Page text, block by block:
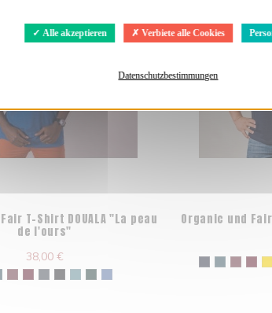
Alle akzeptieren Verbiete alle Cookies
Datenschutzbestimmungen
T-Shirt DOUALA "La peau
de l'ours"
38,00 €
Organic und Fair